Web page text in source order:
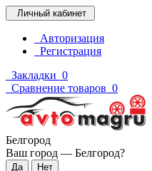
Личный кабинет
Авторизация
Регистрация
Закладки 0
Сравнение товаров 0
Белгород
Ваш город — Белгород?